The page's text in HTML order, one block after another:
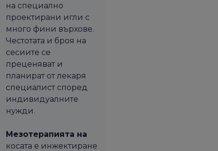
на специално
проектирани игли с
много фини върхове.
Честотата и броя на
сесиите се
преценяват и
планират от лекаря
специалист според
индивидуалните
нужди.
Мезотерапията на
косата е инжектиране